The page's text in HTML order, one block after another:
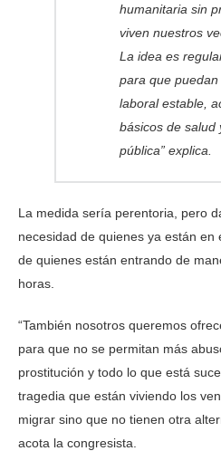
humanitaria sin
viven nuestros
La idea es
para que
laboral estable,
básicos de salud
pública” explica.
La medida sería perentoria, pero
necesidad de quienes ya están
de quienes están entrando de
horas.
“También nosotros queremos
para que no se permitan más
prostitución y todo lo que está
tragedia que están viviendo los
migrar sino que no tienen otra
acota la congresista.